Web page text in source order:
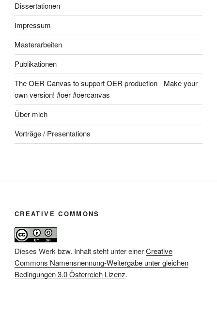
Dissertationen
Impressum
Masterarbeiten
Publikationen
The OER Canvas to support OER production - Make your
own version! #oer #oercanvas
Über mich
Vorträge / Presentations
CREATIVE COMMONS
Dieses Werk bzw. Inhalt steht unter einerCreative
Commons Namensnennung-Weitergabe unter gleichen
Bedingungen 3.0 Österreich Lizenz.